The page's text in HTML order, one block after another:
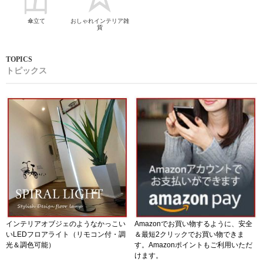
傘立て
おしゃれインテリア雑
貨
トピックス
インテリアオブジェのようなかっこい
いLEDフロアライト（リモコン付・調
光＆調色可能）
Amazonでお買い物するように、安全
＆最短2クリックでお買い物できま
す。Amazonポイントもご利用いただ
けます。